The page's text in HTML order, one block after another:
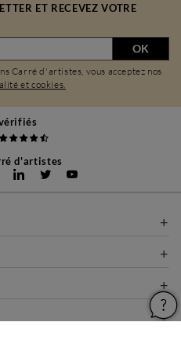
ET RECEVEZ VOTRE
OK
Carré d'artistes, vous acceptez nos
et cookies.
d'artistes